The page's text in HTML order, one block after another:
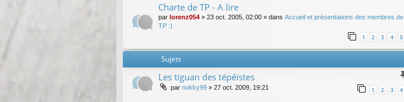
Charte de TP - A lire
par lorenz054 » 23 oct. 2005, 02:00 » dans Accueil et présentations des membres de
TP :)
1 2 3 4 5
Sujets
Les tiguan des tépéïstes
par nokky99 » 27 oct. 2009, 19:21 1 2 3 4